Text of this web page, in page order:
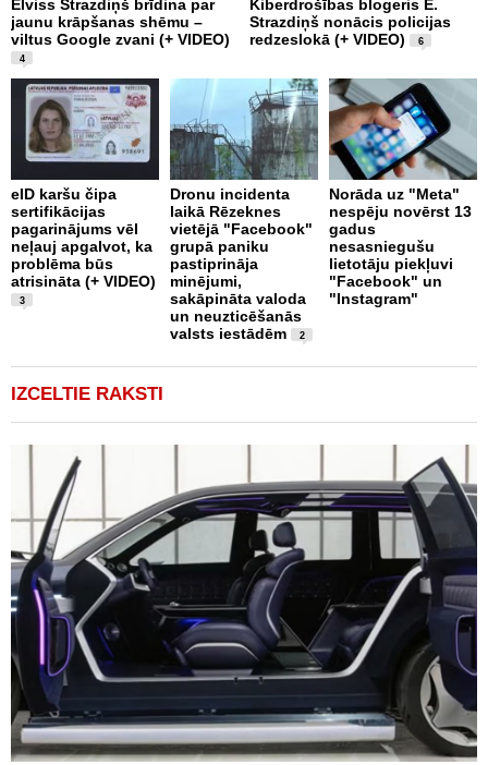
Elviss Strazdiņš brīdina par
jaunu krāpšanas shēmu –
viltus Google zvani (+ VIDEO)
4
Kiberdrošības blogeris E.
Strazdiņš nonācis policijas
redzeslokā (+ VIDEO)
6
eID karšu čipa
sertifikācijas
pagarinājums vēl
neļauj apgalvot, ka
problēma būs
atrisināta (+ VIDEO)
3
Dronu incidenta
laikā Rēzeknes
vietējā "Facebook"
grupā paniku
pastiprināja
minējumi,
sakāpināta valoda
un neuzticēšanās
valsts iestādēm
2
Norāda uz "Meta"
nespēju novērst 13
gadus
nesasniegušu
lietotāju piekļuvi
"Facebook" un
"Instagram"
IZCELTIE RAKSTI